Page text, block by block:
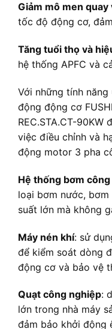
Giảm mô men quay
tốc độ động cơ,
Tăng tuổi thọ và
hệ thống APFC và
Với những tính
động động cơ
REC.STA.CT-
việc điều chỉnh và
động motor 3 pha
Hệ thống bơm
loại bơm nước,
suất lớn mà không
Máy nén khí: sử
để kiểm soát dòng
động cơ và bảo vệ
Quạt công nghiệp:
lớn trong nhà máy
đảm bảo khởi động